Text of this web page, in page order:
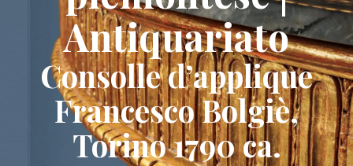
Antiquariato
Consolle d’applique
Francesco Bolgiè,
Torino 1790 ca.